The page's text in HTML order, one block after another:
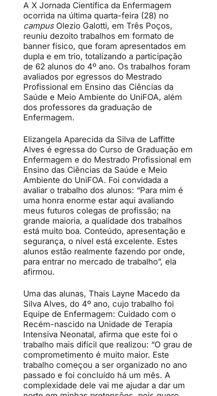
A X Jornada Científica da Enfermagem
ocorrida na última quarta-feira (28) no
campusOlezio Galotti, em Três Poços,
reuniu dezoito trabalhos em formato de
banner físico, que foram apresentados em
dupla e em trio, totalizando a participação
de 62 alunos do 4º ano. Os trabalhos foram
avaliados por egressos do Mestrado
Profissional em Ensino das Ciências da
Saúde e Meio Ambiente do UniFOA, além
dos professores da graduação de
Enfermagem.
Elizangela Aparecida da Silva de Laffitte
Alves é egressa do Curso de Graduação em
Enfermagem e do Mestrado Profissional em
Ensino das Ciências da Saúde e Meio
Ambiente do UniFOA. Foi convidada a
avaliar o trabalho dos alunos: “Para mim é
uma honra enorme estar aqui avaliando
meus futuros colegas de profissão; na
grande maioria, a qualidade dos trabalhos
está muito boa. Conteúdo, apresentação e
segurança, o nível está excelente. Estes
alunos estão realmente fazendo por onde,
para entrar no mercado de trabalho”, ela
afirmou.
Uma das alunas, Thais Layne Macedo da
Silva Alves, do 4º ano, cujo trabalho foi
Equipe de Enfermagem: Cuidado com o
Recém-nascido na Unidade de Terapia
Intensiva Neonatal, afirma que este foi o
trabalho mais difícil que realizou: “O grau de
comprometimento é muito maior. Este
trabalho começou a ser organizado no ano
passado e foi concluído há um mês. A
complexidade dele vai me ajudar a dar um